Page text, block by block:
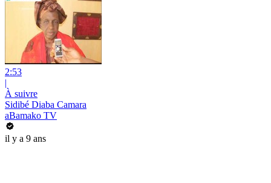
2:53
|
À suivre
Sidibé Diaba Camara
aBamako TV
il y a 9 ans